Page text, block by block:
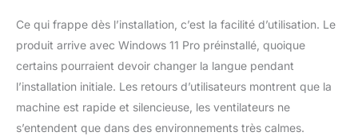
Ce qui frappe dès l’installation, c’est la facilité d’utilisation. Le
produit arrive avec Windows 11 Pro préinstallé, quoique
certains pourraient devoir changer la langue pendant
l’installation initiale. Les retours d’utilisateurs montrent que la
machine est rapide et silencieuse, les ventilateurs ne
s’entendent que dans des environnements très calmes.